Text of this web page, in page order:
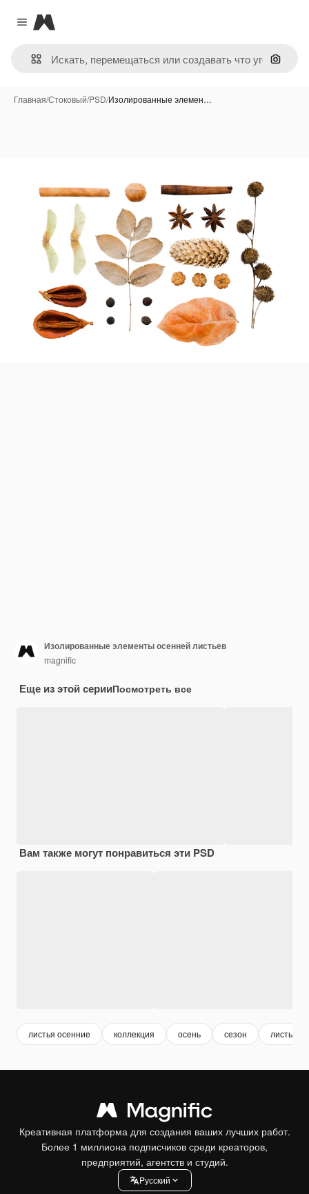
Close menu
Magnific
Поиск
Главная/Стоковый/PSD/Изолированные элемен…
Изолированные элементы осенней листьев
magnific
Еще из этой серииПосмотреть все
Вам также могут понравиться эти PSD
листья осенние коллекция осень сезон листья
Креативная платформа для создания ваших лучших работ.
Более 1 миллиона подписчиков среди креаторов,
предприятий, агентств и студий.
Pусский